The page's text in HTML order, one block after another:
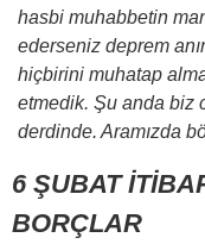
hasbi muhabbetin
ederseniz deprem
hiçbirini muhatap
etmedik. Şu anda biz
derdinde. Aramızda
6 ŞUBAT
BORÇLAR